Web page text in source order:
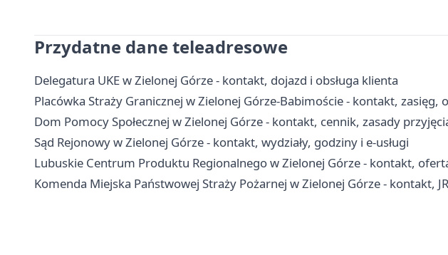
Przydatne dane teleadresowe
Delegatura UKE w Zielonej Górze - kontakt, dojazd i obsługa klienta
Placówka Straży Granicznej w Zielonej Górze-Babimoście - kontakt, zasięg,
Dom Pomocy Społecznej w Zielonej Górze - kontakt, cennik, zasady
Sąd Rejonowy w Zielonej Górze - kontakt, wydziały, godziny i e-usługi
Lubuskie Centrum Produktu Regionalnego w Zielonej Górze - kontakt,
Komenda Miejska Państwowej Straży Pożarnej w Zielonej Górze - kontakt,